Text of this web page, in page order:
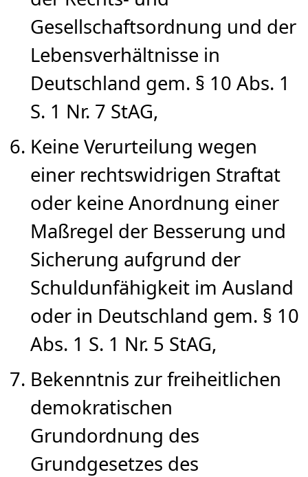
Gesellschaftsordnung und der
Lebensverhältnisse in
Deutschland gem. § 10 Abs. 1
S. 1 Nr. 7 StAG,
Keine Verurteilung wegen
einer rechtswidrigen Straftat
oder keine Anordnung einer
Maßregel der Besserung und
Sicherung aufgrund der
Schuldunfähigkeit im Ausland
oder in Deutschland gem. § 10
Abs. 1 S. 1 Nr. 5 StAG,
Bekenntnis zur freiheitlichen
demokratischen
Grundordnung des
Grundgesetzes des